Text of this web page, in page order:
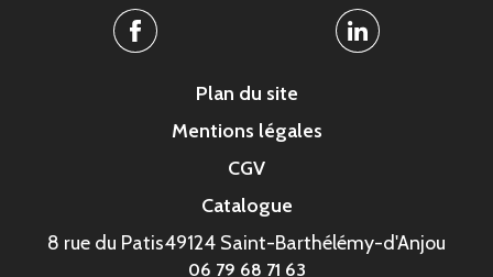
Facebook Linkedin
Plan du site
Mentions légales
CGV
Catalogue
8 rue du Patis49124 Saint-Barthélémy-d'Anjou
06 79 68 71 63